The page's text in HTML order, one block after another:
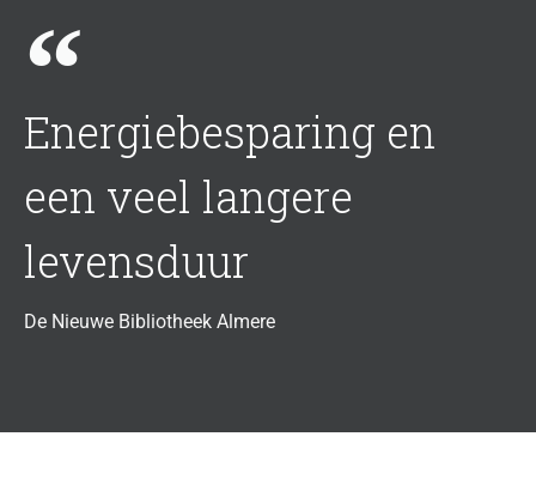
Energiebesparing en
een veel langere
levensduur
De Nieuwe Bibliotheek Almere